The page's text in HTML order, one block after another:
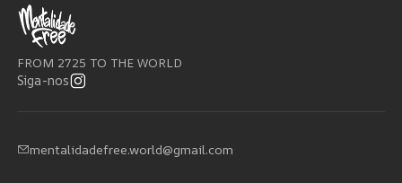
FROM 2725 TO THE WORLD
Siga-nos
mentalidadefree.world@gmail.com